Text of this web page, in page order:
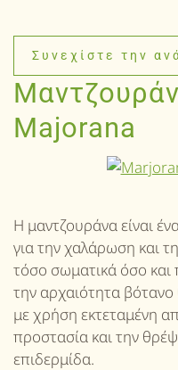
Συνεχίστε την
Majorana
Η μαντζουράνα είναι
για την χαλάρωση και
τόσο σωματικά όσο και
την αρχαιότητα βότανο
με χρήση εκτεταμένη
προστασία και την
επιδερμίδα.